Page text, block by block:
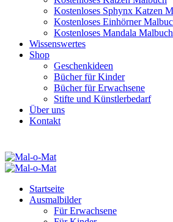
Kostenloses Sphynx Katzen
Kostenloses Einhörner
Kostenloses Mandala Malbuch
Wissenswertes
Shop
Geschenkideen
Bücher für Kinder
Bücher für Erwachsene
Stifte und Künstlerbedarf
Über uns
Kontakt
Startseite
Ausmalbilder
Für Erwachsene